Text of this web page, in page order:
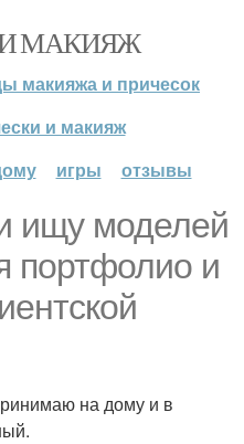
МАКИЯЖ
макияжа и причесок
и макияж
игры отзывы
ищу моделей
портфолио и
на дому и в